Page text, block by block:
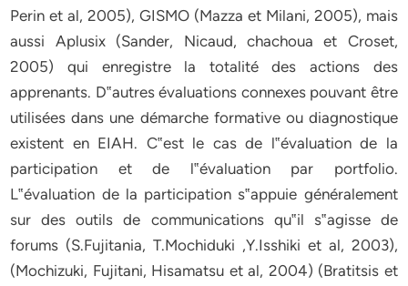
Perin et al, 2005), GISMO (Mazza et Milani, 2005), mais
aussi Aplusix (Sander, Nicaud, chachoua et Croset,
2005) qui enregistre la totalité des actions des
apprenants. D‟autres évaluations connexes pouvant être
utilisées dans une démarche formative ou diagnostique
existent en EIAH. C‟est le cas de l‟évaluation de la
participation et de l‟évaluation par portfolio.
L‟évaluation de la participation s‟appuie généralement
sur des outils de communications qu‟il s‟agisse de
forums (S.Fujitania, T.Mochiduki ,Y.Isshiki et al, 2003),
(Mochizuki, Fujitani, Hisamatsu et al, 2004) (Bratitsis et